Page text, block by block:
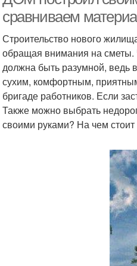
сравниваем
Строительство нового
обращая внимания на сметы.
должна быть разумной, ведь
сухим, комфортным,
бригаде работников. Если
Также можно выбрать
своими руками? На чем стоит